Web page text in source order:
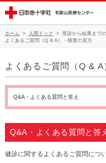
ホーム > 人間ドック > 受診から結果まで
よくあるご質問（Q & A）・検査の見方
よくあるご質問（Q &
Q&A・よくある質問と答え
Q&A・よくある質問と答
健診に関するよくあるご質問につ